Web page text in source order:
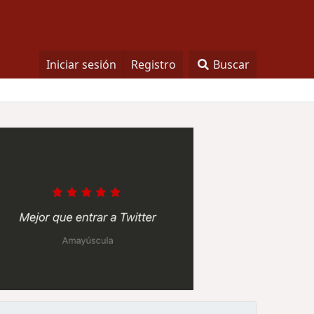
Iniciar sesión Registro Buscar